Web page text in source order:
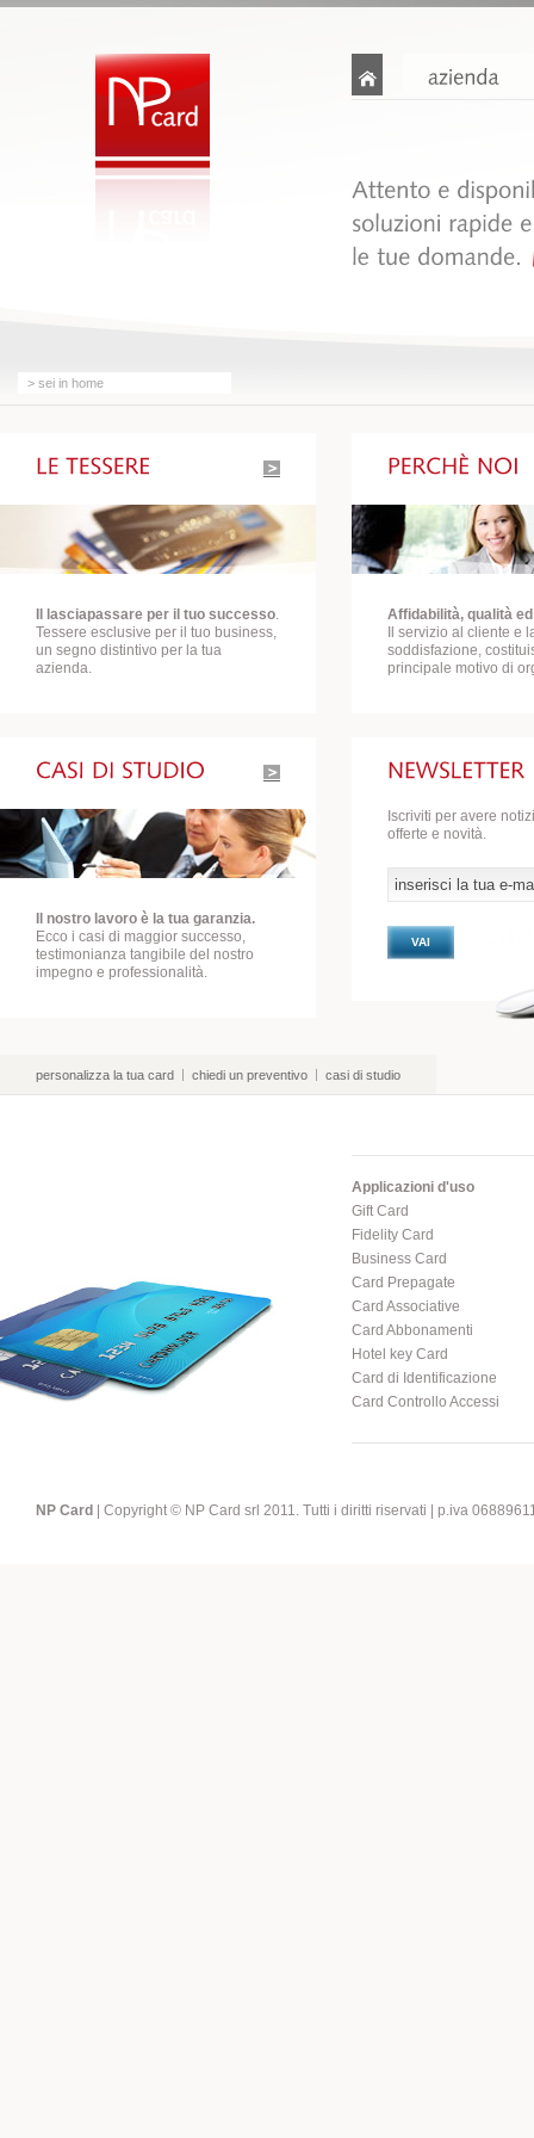
> sei in home
Il lasciapassare per il tuo successo.
Tessere esclusive per il tuo business,
un segno distintivo per la tua
azienda.
Affidabilità, qualità
Il servizio al cliente e
soddisfazione,
principale motivo di
Il nostro lavoro è la tua garanzia.
Ecco i casi di maggior successo,
testimonianza tangibile del nostro
impegno e professionalità.
Iscriviti per avere
offerte e novità.
VAI
personalizza la tua card chiedi un preventivo casi di studio
Applicazioni d'uso
Gift Card
Fidelity Card
Business Card
Card Prepagate
Card Associative
Card Abbonamenti
Hotel key Card
Card di Identificazione
Card Controllo Accessi
NP Card | Copyright © NP Card srl 2011. Tutti i diritti riservati | p.iva